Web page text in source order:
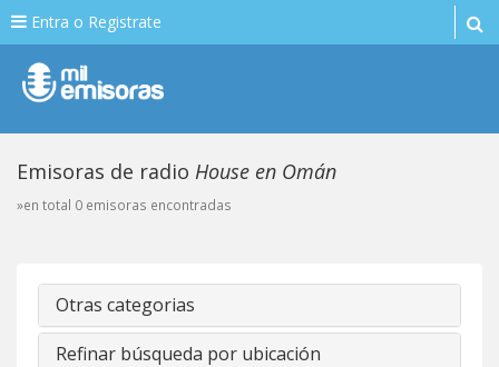
Entra o Registrate
Emisoras de radio House en Omán
»en total 0 emisoras encontradas
Otras categorias
Refinar búsqueda por ubicación